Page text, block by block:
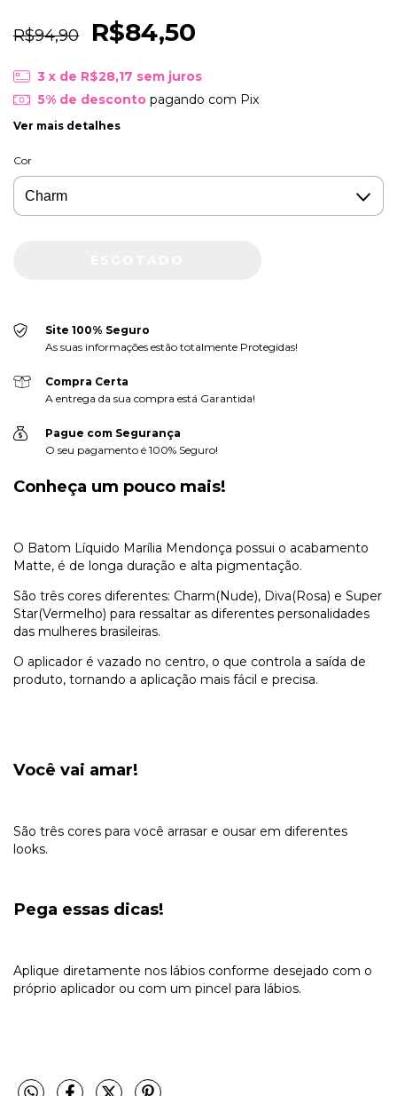
R$94,90 R$84,50
3 x de R$28,17 sem juros
5% de descontopagando com Pix
Ver mais detalhes
Cor
Site 100% Seguro
As suas informações estão totalmente Protegidas!
Compra Certa
A entrega da sua compra está Garantida!
Pague com Segurança
O seu pagamento é 100% Seguro!
Conheça um pouco mais!
O Batom Líquido Marília Mendonça possui o acabamento
Matte, é de longa duração e alta pigmentação.
São três cores diferentes: Charm(Nude), Diva(Rosa) e Super
Star(Vermelho) para ressaltar as diferentes personalidades
das mulheres brasileiras.
O aplicador é vazado no centro, o que controla a saída de
produto, tornando a aplicação mais fácil e precisa.
Você vai amar!
São três cores para você arrasar e ousar em diferentes
looks.
Pega essas dicas!
Aplique diretamente nos lábios conforme desejado com o
próprio aplicador ou com um pincel para lábios.